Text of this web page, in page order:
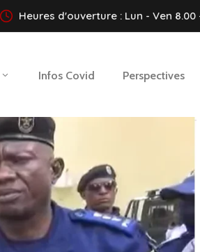
Heures d'ouverture : Lun - Ven 8.00
Infos Covid Perspectives